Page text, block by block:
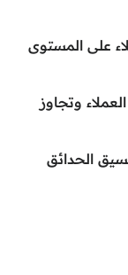
على المستوى
وتجاوز
الحدائق